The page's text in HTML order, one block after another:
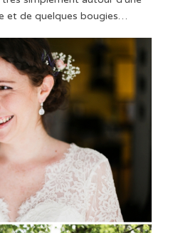
et de quelques bougies…